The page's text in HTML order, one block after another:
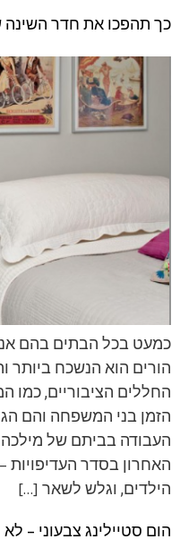
כך תהפכו את חדר השינה
כמעט בכל הבתים בהם
הורים הוא הנשכח ביותר
החללים הציבוריים, כמו
הזמן בני המשפחה והם
העבודה בביתם של
האחרון בסדר
הילדים, וגלש לשאר […]